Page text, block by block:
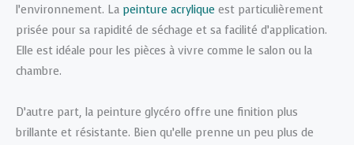
l’environnement. La peinture acrylique est particulièrement
prisée pour sa rapidité de séchage et sa facilité d’application.
Elle est idéale pour les pièces à vivre comme le salon ou la
chambre.
D’autre part, la peinture glycéro offre une finition plus
brillante et résistante. Bien qu’elle prenne un peu plus de